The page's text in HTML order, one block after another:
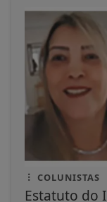
COLUNISTAS
Estatuto do